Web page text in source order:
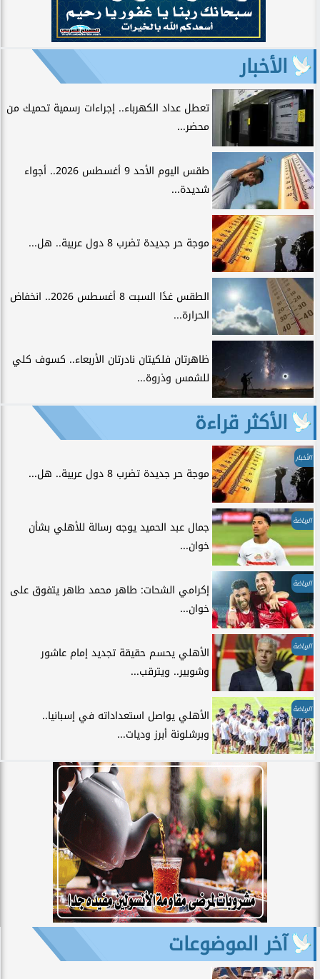
الأخبار
تعطل عداد الكهرباء.. إجراءات رسمية تحميك من
محضر...
طقس اليوم الأحد 9 أغسطس 2026.. أجواء
شديدة...
موجة حر جديدة تضرب 8 دول عربية.. هل...
الطقس غدًا السبت 8 أغسطس 2026.. انخفاض
الحرارة...
ظاهرتان فلكيتان نادرتان الأربعاء.. كسوف كلي
للشمس وذروة...
الأكثر قراءة
الأخبار
موجة حر جديدة تضرب 8 دول عربية.. هل...
الرياضة
جمال عبد الحميد يوجه رسالة للأهلي بشأن
خوان...
الرياضة
إكرامي الشحات: طاهر محمد طاهر يتفوق على
خوان...
الرياضة
الأهلي يحسم حقيقة تجديد إمام عاشور
وشوبير.. ويترقب...
الرياضة
الأهلي يواصل استعداداته في إسبانيا..
وبرشلونة أبرز وديات...
آخر الموضوعات